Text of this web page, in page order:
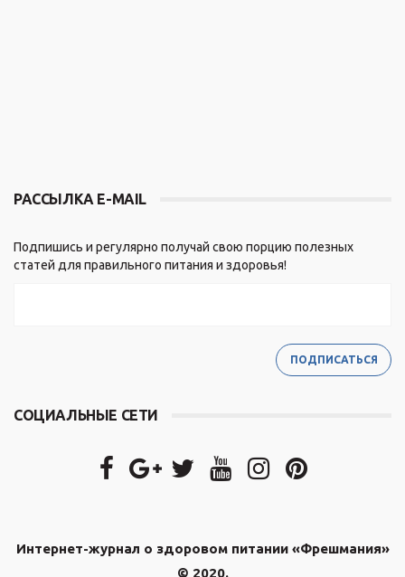
РАССЫЛКА E-MAIL
Подпишись и регулярно получай свою порцию полезных
статей для правильного питания и здоровья!
СОЦИАЛЬНЫЕ СЕТИ
Интернет-журнал о здоровом питании «Фрешмания»
© 2020.